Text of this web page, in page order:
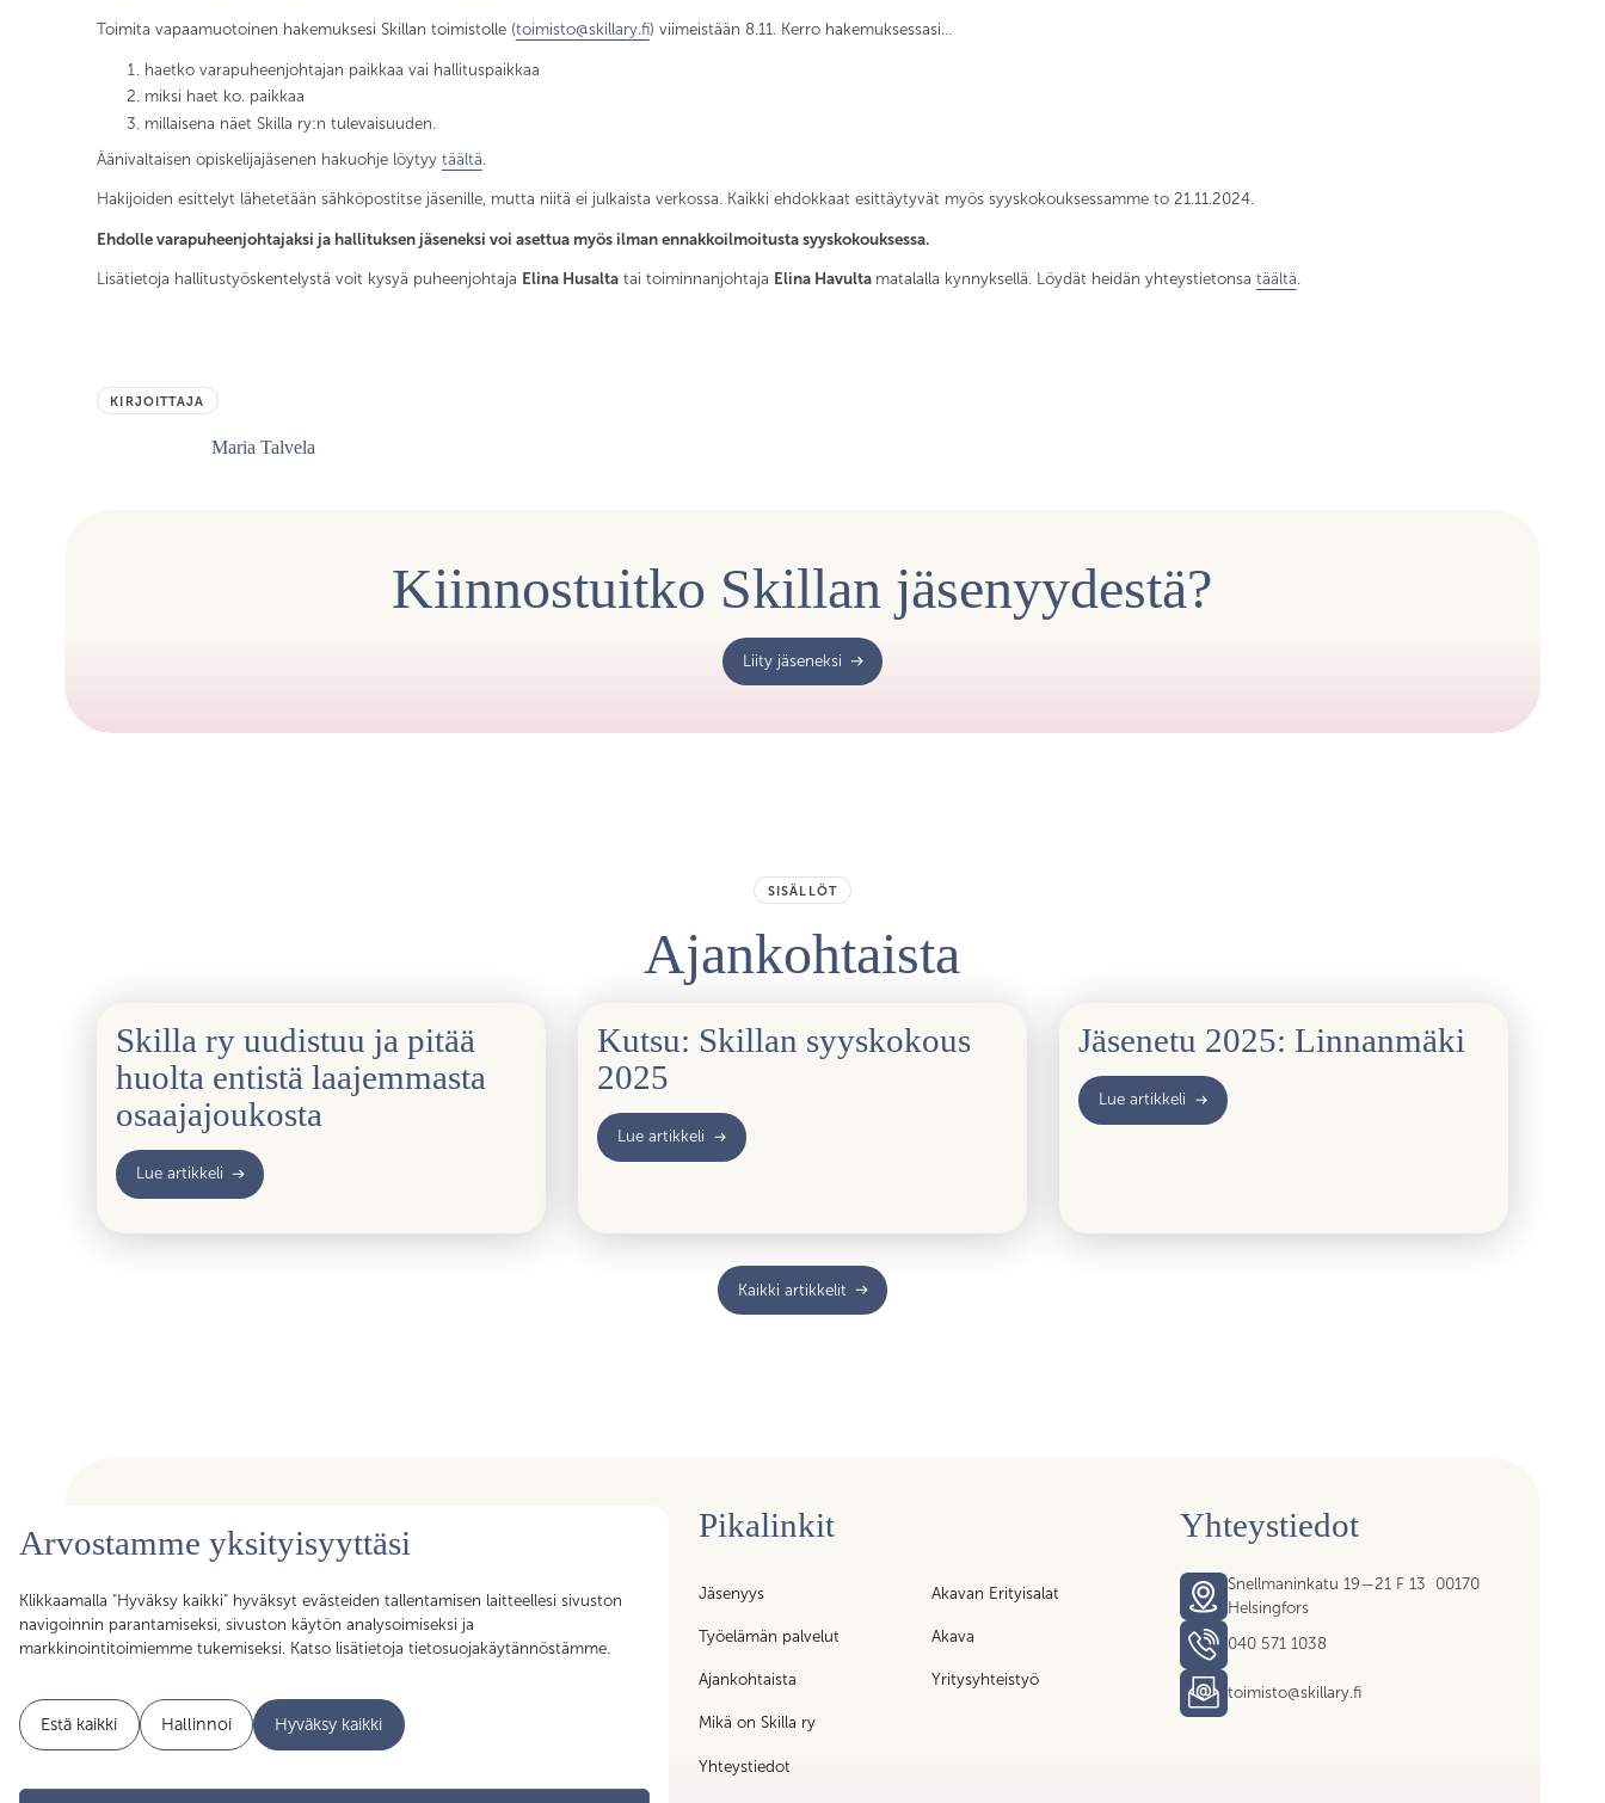
Toimita vapaamuotoinen hakemuksesi Skillan toimistolle (toimisto@skillary.fi) viimeistään 8.11. Kerro hakemuksessasi…
haetko varapuheenjohtajan paikkaa vai hallituspaikkaa
miksi haet ko. paikkaa
millaisena näet Skilla ry:n tulevaisuuden.
Äänivaltaisen opiskelijajäsenen hakuohje löytyy täältä
Hakijoiden esittelyt lähetetään sähköpostitse jäsenille, mutta niitä ei julkaista verkossa. Kaikki ehdokkaat esittäytyvät myös syyskokouksessamme to 21.11.2024.
Ehdolle varapuheenjohtajaksi ja hallituksen jäseneksi voi asettua myös ilman ennakkoilmoitusta syyskokouksessa.
Lisätietoja hallitustyöskentelystä voit kysyä puheenjohtaja Elina Husaltatai toiminnanjohtaja Elina Havulta matalalla kynnyksellä. Löydät heidän yhteystietonsa täältä.
KIRJOITTAJA
Maria Talvela
Kiinnostuitko Skillan jäsenyydestä?
Liity jäseneksi
SISÄLLÖT
Ajankohtaista
Skilla ry uudistuu ja pitää
huolta entistä laajemmasta
osaajajoukosta
Lue artikkeli
Kutsu: Skillan syyskokous
2025
Lue artikkeli
Jäsenetu 2025: Linnanmäki
Lue artikkeli
Kaikki artikkelit
Arvostamme yksityisyyttäsi
Klikkaamalla "Hyväksy kaikki" hyväksyt evästeiden tallentamisen laitteellesi sivuston
navigoinnin parantamiseksi, sivuston käytön analysoimiseksi ja
markkinointitoimiemme tukemiseksi. Katso lisätietoja tietosuojakäytännöstämme.
Estä kaikki Hallinnoi Hyväksy kaikki
asiantuntijat, assistentit, koordinaattorit, esihenkilöt ja päälliköt – kaikki
sujuvan arjen mahdollistajat. Liittymällä Skillan jäseneksi saat
Akavan Erityisalojen liiton palvelut käyttöösi. Liity Skillaan, liity liittoon!
Pikalinkit
Jäsenyys
Työelämän palvelut
Ajankohtaista
Mikä on Skilla ry
Yhteystiedot
Akavan Erityisalat
Akava
Yritysyhteistyö
Yhteystiedot
Snellmaninkatu 19—21 F 13 00170
Helsingfors
040 571 1038
toimisto@skillary.fi